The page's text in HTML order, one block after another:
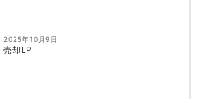
2025年10月9日
売却LP